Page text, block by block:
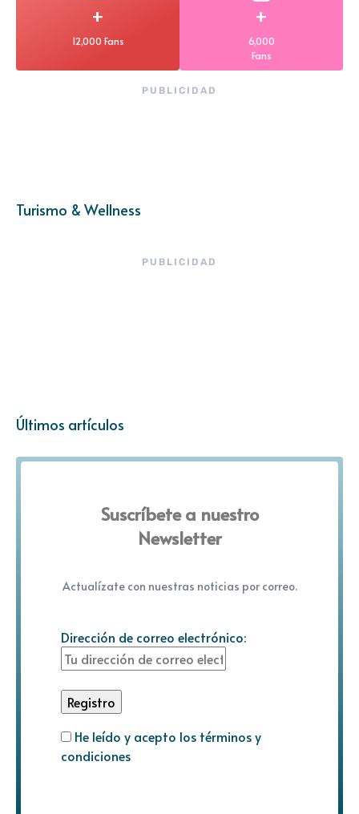
+
12,000 Fans
+
6,000
Fans
PUBLICIDAD
Turismo & Wellness
PUBLICIDAD
Últimos artículos
Suscríbete a nuestro
Newsletter
Actualízate con nuestras noticias por correo.
Dirección de correo electrónico:
He leído y acepto los términos y
condiciones